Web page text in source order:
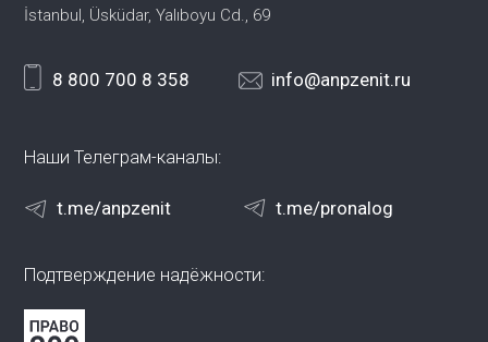
İstanbul, Üsküdar, Yalıboyu Cd., 69
8 800 700 8 358 info@anpzenit.ru
Наши Телеграм-каналы:
t.me/anpzenit t.me/pronalog
Подтверждение надёжности: